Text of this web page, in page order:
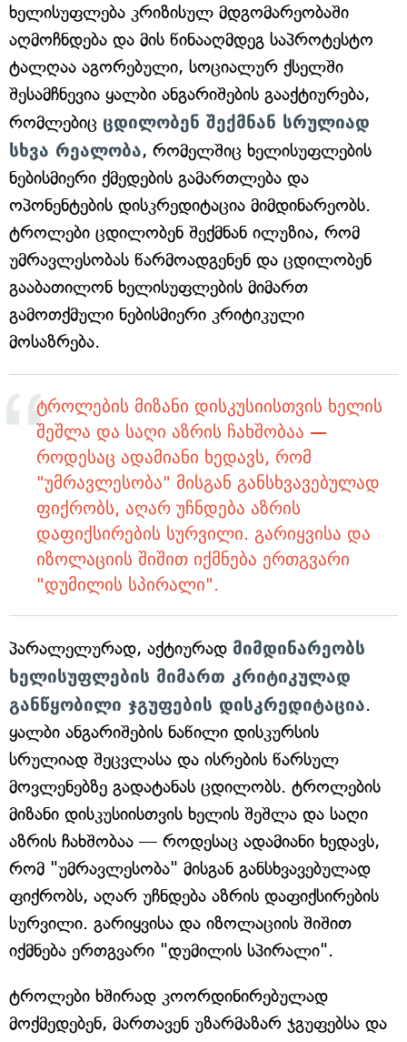
ხელისუფლება კრიზისულ მდგომარეობაში
აღმოჩნდება და მის წინააღმდეგ საპროტესტო
ტალღაა აგორებული, სოციალურ ქსელში
შესამჩნევია ყალბი ანგარიშების გააქტიურება,
რომლებიც ცდილობენ შექმნან სრულიად
სხვა რეალობა, რომელშიც ხელისუფლების
ნებისმიერი ქმედების გამართლება და
ოპონენტების დისკრედიტაცია მიმდინარეობს.
ტროლები ცდილობენ შექმნან ილუზია, რომ
უმრავლესობას წარმოადგენენ და ცდილობენ
გააბათილონ ხელისუფლების მიმართ
გამოთქმული ნებისმიერი კრიტიკული
მოსაზრება.
ტროლების მიზანი დისკუსიისთვის ხელის
შეშლა და საღი აზრის ჩახშობაა —
როდესაც ადამიანი ხედავს, რომ
"უმრავლესობა" მისგან განსხვავებულად
ფიქრობს, აღარ უჩნდება აზრის
დაფიქსირების სურვილი. გარიყვისა და
იზოლაციის შიშით იქმნება ერთგვარი
"დუმილის სპირალი".
პარალელურად, აქტიურად მიმდინარეობს
ხელისუფლების მიმართ კრიტიკულად
განწყობილი ჯგუფების დისკრედიტაცია.
ყალბი ანგარიშების ნაწილი დისკურსის
სრულიად შეცვლასა და ისრების წარსულ
მოვლენებზე გადატანას ცდილობს. ტროლების
მიზანი დისკუსიისთვის ხელის შეშლა და საღი
აზრის ჩახშობაა — როდესაც ადამიანი ხედავს,
რომ "უმრავლესობა" მისგან განსხვავებულად
ფიქრობს, აღარ უჩნდება აზრის დაფიქსირების
სურვილი. გარიყვისა და იზოლაციის შიშით
იქმნება ერთგვარი "დუმილის სპირალი".
ტროლები ხშირად კოორდინირებულად
მოქმედებენ, მართავენ უზარმაზარ ჯგუფებსა და